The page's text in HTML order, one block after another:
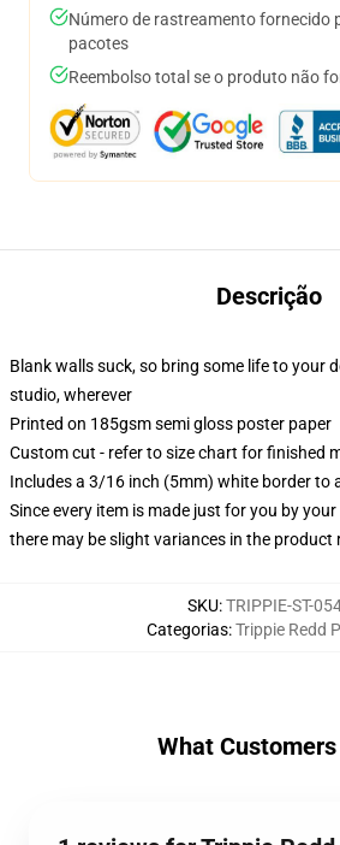
Número de rastreamento fornecido
pacotes
Reembolso total se o produto não
Descrição
Blank walls suck, so bring some life to your
studio, wherever
Printed on 185gsm semi gloss poster paper
Custom cut - refer to size chart for finished
Includes a 3/16 inch (5mm) white border to
Since every item is made just for you by
there may be slight variances in the product
SKU:TRIPPIE-ST-
Categorias:Trippie Redd
What Customers